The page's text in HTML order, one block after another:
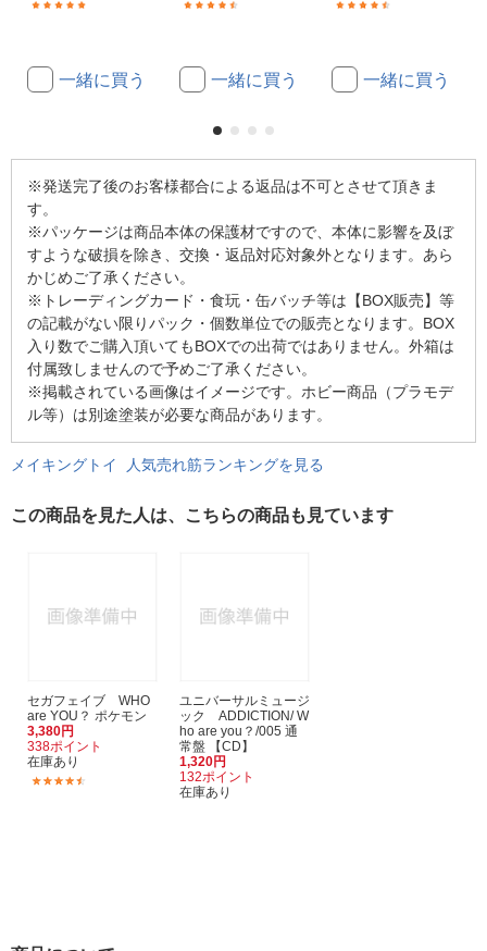
一緒に買う 一緒に買う 一緒に買う
※発送完了後のお客様都合による返品は不可とさせて頂きま
す。
※パッケージは商品本体の保護材ですので、本体に影響を及ぼ
すような破損を除き、交換・返品対応対象外となります。あら
かじめご了承ください。
※トレーディングカード・食玩・缶バッチ等は【BOX販売】等
の記載がない限りパック・個数単位での販売となります。BOX
入り数でご購入頂いてもBOXでの出荷ではありません。外箱は
付属致しませんので予めご了承ください。
※掲載されている画像はイメージです。ホビー商品（プラモデ
ル等）は別途塗装が必要な商品があります。
メイキングトイ 人気売れ筋ランキングを見る
この商品を見た人は、こちらの商品も見ています
セガフェイブ WHO
are YOU？ ポケモン
3,380円
338ポイント
在庫あり
ユニバーサルミュージ
ック ADDICTION/ W
ho are you？/005 通
常盤 【CD】
1,320円
132ポイント
在庫あり